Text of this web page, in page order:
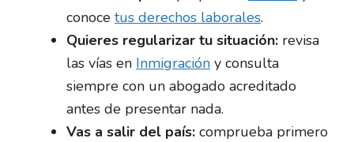
conoce tus derechos laborales.
Quieres regularizar tu situación: revisa
las vías en Inmigración y consulta
siempre con un abogado acreditado
antes de presentar nada.
Vas a salir del país: comprueba primero